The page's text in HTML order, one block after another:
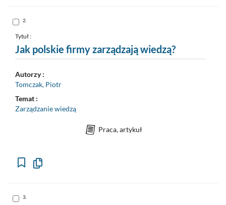
Skocz
nr
2
2.
Tytuł :
Jak polskie firmy zarządzają wiedzą?
Autorzy :
Tomczak, Piotr
Temat :
Zarządzanie wiedzą
Praca, artykuł
Kopiuj
Skocz
do
3.